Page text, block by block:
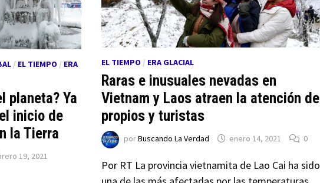
/ EL TIEMPO / ERA
planeta? Ya
inicio de
la Tierra
19, 2021
EL TIEMPO / ERA GLACIAL
Raras e inusuales nevadas en
Vietnam y Laos atraen la atención de
propios y turistas
porBuscando La Verdad enero 14, 2021 0
Por RT La provincia vietnamita de Lao Cai ha sido